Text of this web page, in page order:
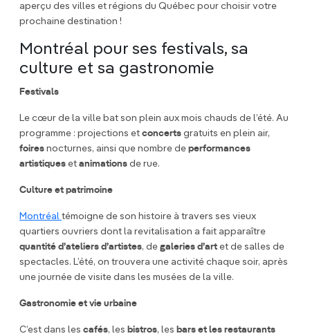
aperçu des villes et régions du Québec pour choisir votre
prochaine destination !
Montréal pour ses festivals, sa
culture et sa gastronomie
Festivals
Le cœur de la ville bat son plein aux mois chauds de l’été. Au
programme : projections et concerts gratuits en plein air,
foires nocturnes, ainsi que nombre de performances
artistiques et animations de rue.
Culture et patrimoine
Montréal témoigne de son histoire à travers ses vieux
quartiers ouvriers dont la revitalisation a fait apparaître
quantité d’ateliers d’artistes, de galeries d’art et de salles de
spectacles. L’été, on trouvera une activité chaque soir, après
une journée de visite dans les musées de la ville.
Gastronomie et vie urbaine
C’est dans les cafés, les bistros, les bars et les restaurants